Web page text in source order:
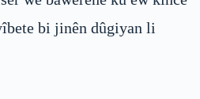
bi jinên dûgiyan li